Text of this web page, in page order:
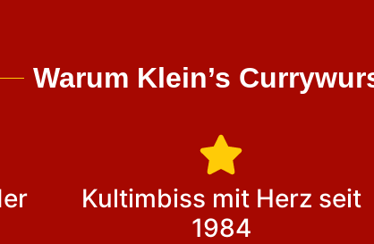
Warum Klein’s
Kultimbiss mit Herz seit
1984